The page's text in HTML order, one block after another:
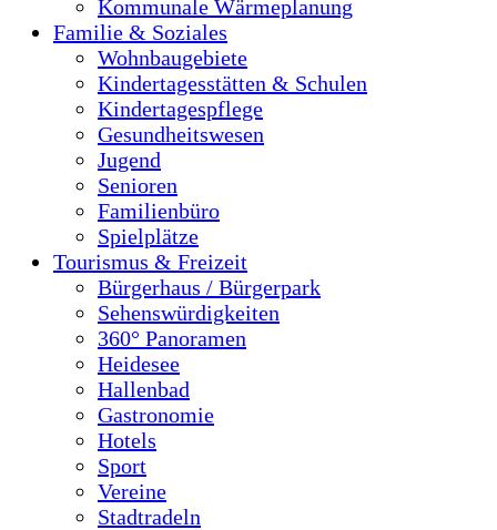
Kommunale Wärmeplanung
Familie & Soziales
Wohnbaugebiete
Kindertagesstätten & Schulen
Kindertagespflege
Gesundheitswesen
Jugend
Senioren
Familienbüro
Spielplätze
Tourismus & Freizeit
Bürgerhaus / Bürgerpark
Sehenswürdigkeiten
360° Panoramen
Heidesee
Hallenbad
Gastronomie
Hotels
Sport
Vereine
Stadtradeln